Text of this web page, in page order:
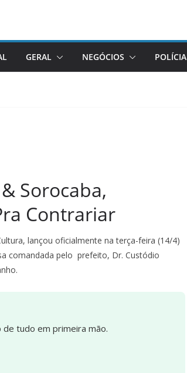
GERAL NEGÓCIOS POLÍCIA
Sorocaba,
Contrariar
lançou oficialmente na terça-feira (14/4)
comandada pelo prefeito, Dr. Custódio
tudo em primeira mão.